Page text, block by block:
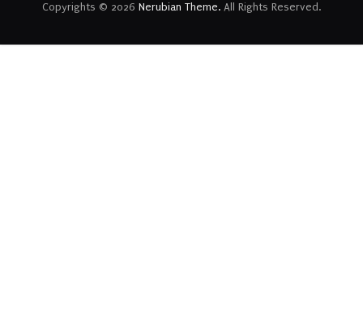
Copyrights © 2026 Nerubian Theme. All Rights Reserved.